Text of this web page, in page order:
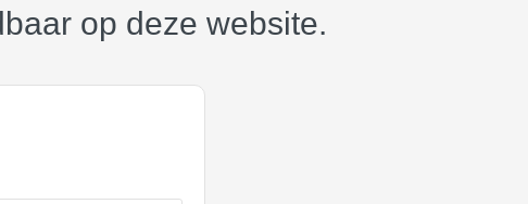
op deze website.